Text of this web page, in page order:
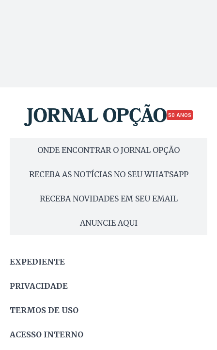
50 ANOS
ONDE ENCONTRAR O JORNAL OPÇÃO
RECEBA AS NOTÍCIAS NO SEU WHATSAPP
RECEBA NOVIDADES EM SEU EMAIL
ANUNCIE AQUI
EXPEDIENTE
PRIVACIDADE
TERMOS DE USO
ACESSO INTERNO